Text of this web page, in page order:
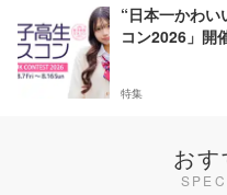
“日本一かわ
コン2026」開
特集
お